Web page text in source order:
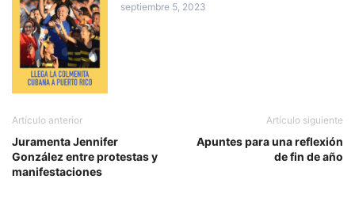
septiembre 5, 2023
Artículo anterior
Juramenta Jennifer
González entre protestas y
manifestaciones
Artículo siguiente
Apuntes para una reflexión
de fin de año